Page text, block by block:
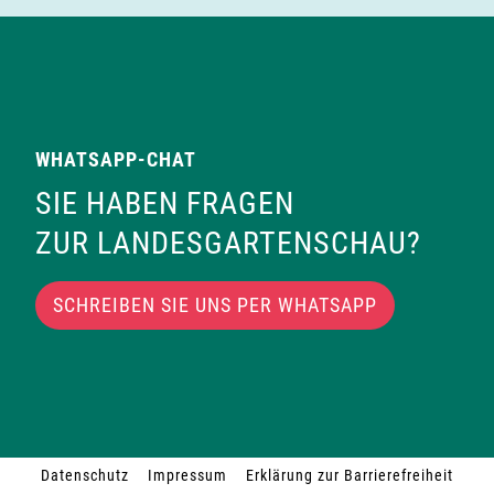
WHATSAPP-CHAT
SIE HABEN FRAGEN
ZUR LANDESGARTENSCHAU?
SCHREIBEN SIE UNS PER WHATSAPP
Datenschutz Impressum Erklärung zur Barrierefreiheit